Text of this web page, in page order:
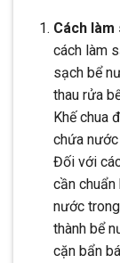
Cách làm
cách làm
sạch bể
thau rửa
Khế chua
chứa nước
Đối với
cần chuẩn
nước
thành bể
cặn bẩn